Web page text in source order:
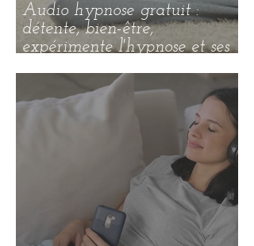
Audio hypnose gratuit :
détente, bien-être,
expérimente l'hypnose et ses